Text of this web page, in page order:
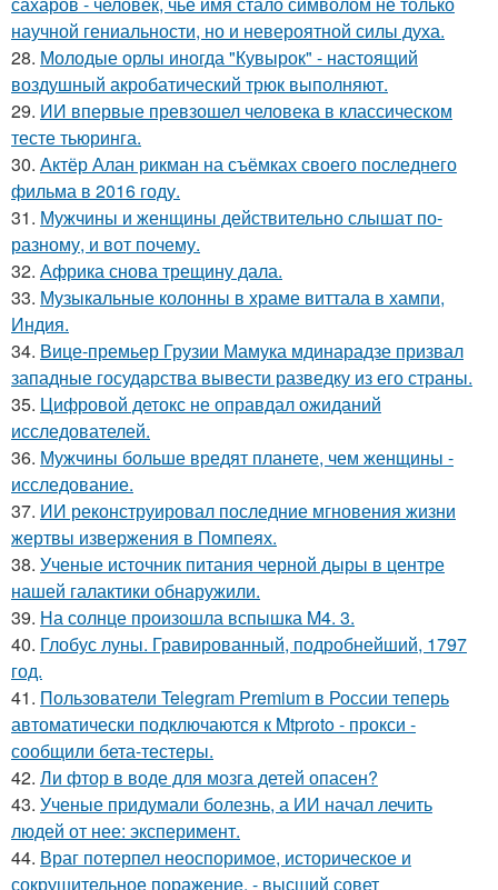
научной гениальности, но и невероятной силы духа.
28. Молодые орлы иногда "Кувырок" - настоящий
воздушный акробатический трюк выполняют.
29. ИИ впервые превзошел человека в классическом
тесте тьюринга.
30. Актёр Алан рикман на съёмках своего последнего
фильма в 2016 году.
31. Мужчины и женщины действительно слышат по-
разному, и вот почему.
32. Африка снова трещину дала.
33. Музыкальные колонны в храме виттала в хампи,
Индия.
34. Вице-премьер Грузии Мамука мдинарадзе призвал
западные государства вывести разведку из его страны.
35. Цифровой детокс не оправдал ожиданий
исследователей.
36. Мужчины больше вредят планете, чем женщины -
исследование.
37. ИИ реконструировал последние мгновения жизни
жертвы извержения в Помпеях.
38. Ученые источник питания черной дыры в центре
нашей галактики обнаружили.
39. На солнце произошла вспышка M4. 3.
40. Глобус луны. Гравированный, подробнейший, 1797
год.
41. Пользователи Telegram Premium в России теперь
автоматически подключаются к Mtproto - прокси -
сообщили бета-тестеры.
42. Ли фтор в воде для мозга детей опасен?
43. Ученые придумали болезнь, а ИИ начал лечить
людей от нее: эксперимент.
44. Враг потерпел неоспоримое, историческое и
сокрушительное поражение, - высший совет